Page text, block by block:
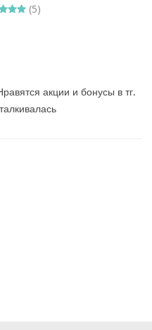
(5)
акции и бонусы в тг.